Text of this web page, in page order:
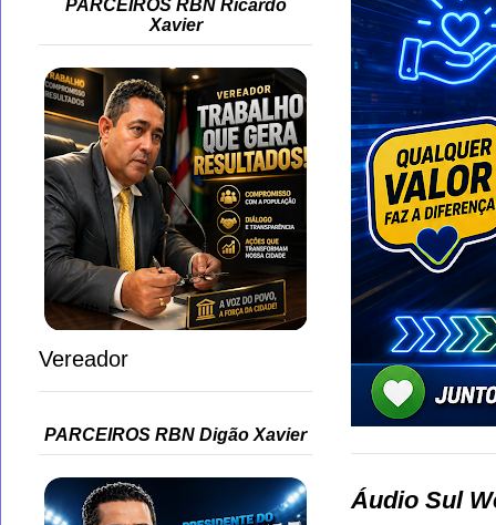
Áudio Sul
PARCEIROS RBN Ricardo
Xavier
Vereador
PARCEIROS RBN Digão Xavier